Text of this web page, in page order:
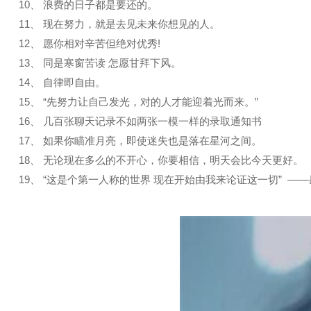
10、 浪费的日子都是要还的。
11、 现在努力，就是去见未来你想见的人。
12、 愿你相对辛苦但绝对优秀!
13、 同是寒窗苦读 怎愿甘拜下风。
14、 自律即自由。
15、 “先努力让自己发光，对的人才能迎着光而来。”
16、 几百张聊天记录不如两张一模一样的录取通知书
17、 如果你瞄准月亮，即使迷失也是落在星河之间。
18、 无论现在多么的不开心，你要相信，明天会比今天更好。
19、 “这是个第一人称的世界 现在开始由我来论证这一切” ——